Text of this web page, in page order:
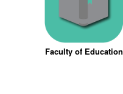
Faculty of Education